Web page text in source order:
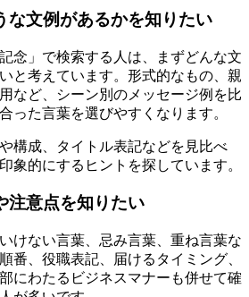
な文例があるかを知りたい
念」で検索する人は、まずどんな文
と考えています。形式的なもの、親
など、シーン別のメッセージ例を比
った言葉を選びやすくなります。
構成、タイトル表記などを見比べ
象的にするヒントを探しています。
注意点を知りたい
けない言葉、忌み言葉、重ね言葉な
番、役職表記、届けるタイミング、
にわたるビジネスマナーも併せて確